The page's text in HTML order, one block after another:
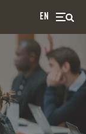
EN